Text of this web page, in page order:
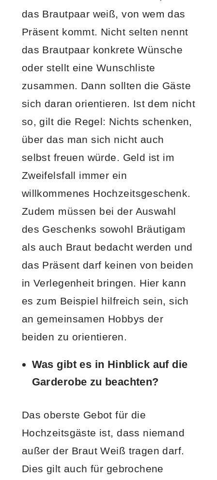
das Brautpaar weiß, von wem das
Präsent kommt. Nicht selten nennt
das Brautpaar konkrete Wünsche
oder stellt eine Wunschliste
zusammen. Dann sollten die Gäste
sich daran orientieren. Ist dem nicht
so, gilt die Regel: Nichts schenken,
über das man sich nicht auch
selbst freuen würde. Geld ist im
Zweifelsfall immer ein
willkommenes Hochzeitsgeschenk.
Zudem müssen bei der Auswahl
des Geschenks sowohl Bräutigam
als auch Braut bedacht werden und
das Präsent darf keinen von beiden
in Verlegenheit bringen. Hier kann
es zum Beispiel hilfreich sein, sich
an gemeinsamen Hobbys der
beiden zu orientieren.
Was gibt es in Hinblick auf die
Garderobe zu beachten?
Das oberste Gebot für die
Hochzeitsgäste ist, dass niemand
außer der Braut Weiß tragen darf.
Dies gilt auch für gebrochene